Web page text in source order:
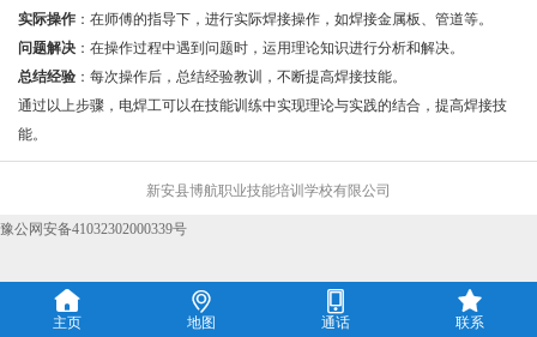
实际操作 ：在师傅的指导下，进行实际焊接操作，如焊接金属板、管道等。
问题解决 ：在操作过程中遇到问题时，运用理论知识进行分析和解决。
总结经验 ：每次操作后，总结经验教训，不断提高焊接技能。
通过以上步骤，电焊工可以在技能训练中实现理论与实践的结合，提高焊接技
能。
新安县博航职业技能培训学校有限公司

主页

地图

通话

联系
豫公网安备41032302000339号